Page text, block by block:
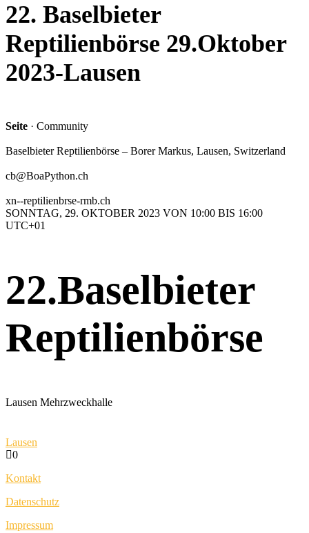
22. Baselbieter
Reptilienbörse 29.Oktober
2023-Lausen
Seite · Community
Baselbieter Reptilienbörse – Borer Markus, Lausen, Switzerland
cb@BoaPython.ch
xn--reptilienbrse-rmb.ch
SONNTAG, 29. OKTOBER 2023 VON 10:00 BIS 16:00
UTC+01
22.Baselbieter
Reptilienbörse
Lausen Mehrzweckhalle
Lausen
0
Kontakt
Datenschutz
Impressum